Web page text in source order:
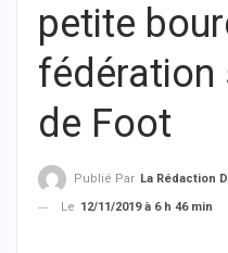
petite
fédération
de Foot
Publié Par La Rédaction De THIEYSENEGAL.com
Le 12/11/2019 à 6 h 46 min